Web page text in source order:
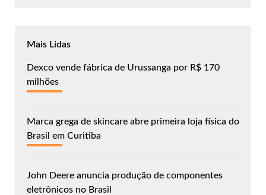
Mais Lidas
Dexco vende fábrica de Urussanga por R$ 170
milhões
Marca grega de skincare abre primeira loja física do
Brasil em Curitiba
John Deere anuncia produção de componentes
eletrônicos no Brasil